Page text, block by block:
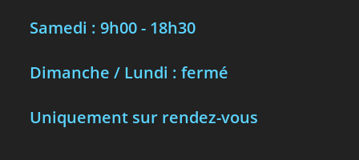
Samedi : 9h00 - 18h30
Dimanche / Lundi : fermé
Uniquement sur rendez-vous